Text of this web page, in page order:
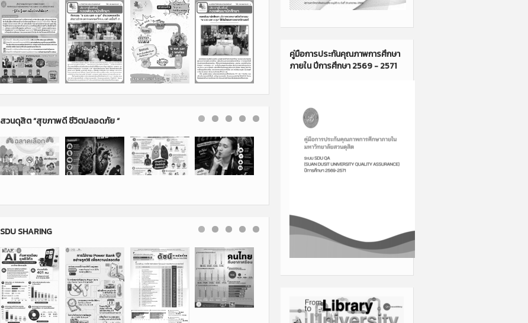
ประกาศมหาวิทยาลัยสวนดุสิต เรื่อง การเสนอชื่อบุคคลเพื่อเข้ารับการคัด
เลือกเป็นกรรมการสรรหานายกสภามหาวิทยาลัย จากผู้ทรงคุณวุฒิภายนอก
พ.ศ. ๒๕๖๙
บัณฑิตวิทยาลัย มหาวิทยาลัยสวนดุสิต มีความประสงค์จะรับสมัครและคัด
เลือก เป็นลูกจ้างของมหาวิทยาลัย ตำแหน่งเจ้าหน้าที่สำนักงาน (บริหารงาน
ทั่วไป) สังกัดบัณฑิตวิทยาลัย จำนวน 2 อัตรา
สวนดุสิต “สุขภาพดี ชีวิตปลอดภัย “
SDU SHARING
คู่มือการประกันคุณภาพการศึกษา
ภายใน ปีการศึกษา 2569 - 2571